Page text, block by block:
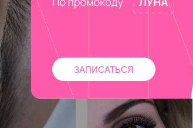
впечатляет.
восстановления индивидуально,
ЗАПИСАТЬСЯ